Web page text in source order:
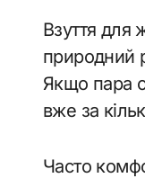
Взуття для
природний
Якщо пара
вже за
Часто